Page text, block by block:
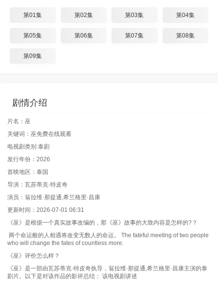
第01集 第02集 第03集 第04集
第05集 第06集 第07集 第08集
第09集
剧情介绍
片名：巫
关键词：巫免费在线观看
电视剧类别:泰剧
发行年份：2026
首映地区：泰国
导演：瓦苏蒂克·特皮奇
演员：翁拉维·那提通,希兰格里·昌康
更新时间：2026-07-01 06:31
《巫》是根据一个真实故事改编的，那《巫》故事的大致内容是怎样的?？
两个命运般的人相遇将改变无数人的命运。 The fateful meeting of two people
who will change the fates of countless more.
《巫》评价怎么样？
《巫》是一部由瓦苏蒂克·特皮奇执导，翁拉维·那提通,希兰格里·昌康主演的泰
剧片。以下是对该作品的影评总结： 该电视剧讲述